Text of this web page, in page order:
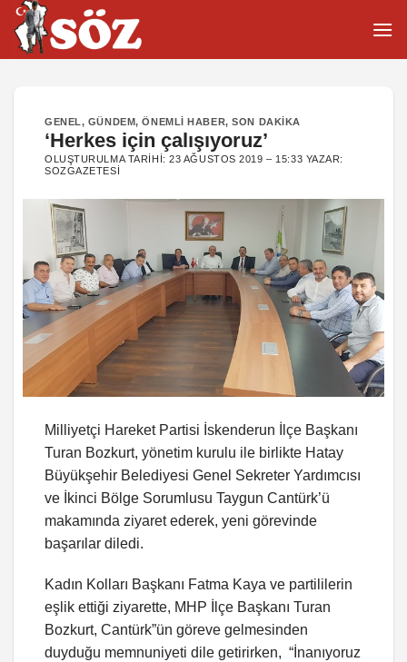
İçeriğe
atla
GENEL, GÜNDEM,ÖNEMLI HABER,SON DAKIKA
‘Herkes için çalışıyoruz’
OLUŞTURULMA TARIHI:23 AĞUSTOS 2019 – 15:33 YAZAR:
SOZGAZETESI
Milliyetçi Hareket Partisi İskenderun İlçe Başkanı
Turan Bozkurt, yönetim kurulu ile birlikte Hatay
Büyükşehir Belediyesi Genel Sekreter Yardımcısı
ve İkinci Bölge Sorumlusu Taygun Cantürk’ü
makamında ziyaret ederek, yeni görevinde
başarılar diledi.
Kadın Kolları Başkanı Fatma Kaya ve partililerin
eşlik ettiği ziyarette, MHP İlçe Başkanı Turan
Bozkurt, Cantürk”ün göreve gelmesinden
duyduğu memnuniyeti dile getirirken, “İnanıyoruz